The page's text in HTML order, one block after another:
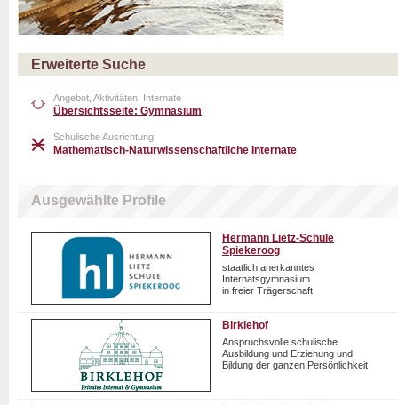
Erweiterte Suche
Angebot, Aktivitäten, Internate
Übersichtsseite: Gymnasium
Schulische Ausrichtung
Mathematisch-Naturwissenschaftliche Internate
Ausgewählte Profile
Hermann Lietz-Schule
Spiekeroog
staatlich anerkanntes
Internatsgymnasium
in freier Trägerschaft
Birklehof
Anspruchsvolle schulische
Ausbildung und Erziehung und
Bildung der ganzen Persönlichkeit